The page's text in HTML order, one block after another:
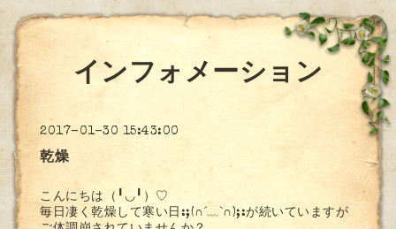
インフォメーション
2017-01-30 15:43:00
乾燥
こんにちは（╹◡╹）♡
毎日凄く乾燥して寒い日:;(∩´﹏`∩);:が続いていますが